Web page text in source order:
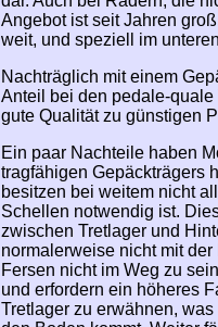
Angebot ist seit Jahren
weit, und speziell im
Nachträglich mit einem
Anteil bei den pedale-
gute Qualität zu günstigen
Ein paar Nachteile haben
tragfähigen Gepäckträgers
besitzen bei weitem nicht
Schellen notwendig ist.
zwischen Tretlager und
normalerweise nicht mit
Fersen nicht im Weg zu
und erfordern ein höheres
Tretlager zu erwähnen,